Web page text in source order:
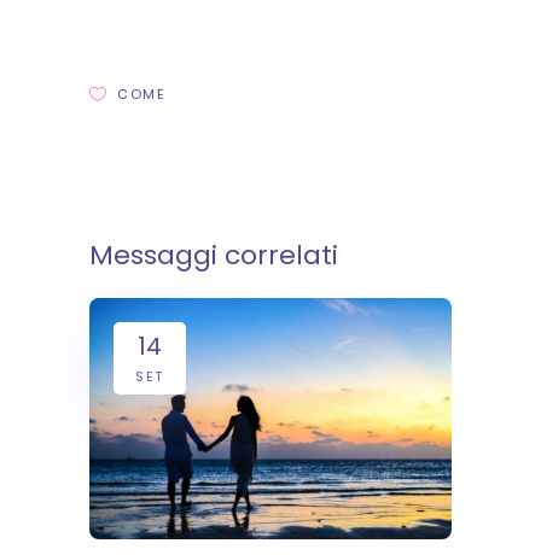
COME
Messaggi correlati
14
SET